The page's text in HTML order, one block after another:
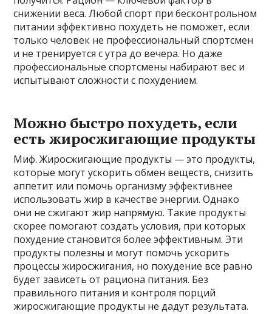
снижении веса. Любой спорт при бесконтрольном
питании эффективно похудеть не поможет, если
только человек не профессиональный спортсмен
и не тренируется с утра до вечера. Но даже
профессиональные спортсмены набирают вес и
испытывают сложности с похудением.
Можно быстро похудеть, если
есть жиросжигающие продукты
Миф. Жиросжигающие продукты — это продукты,
которые могут ускорить обмен веществ, снизить
аппетит или помочь организму эффективнее
использовать жир в качестве энергии. Однако
они не сжигают жир напрямую. Такие продукты
скорее помогают создать условия, при которых
похудение становится более эффективным. Эти
продукты полезны и могут помочь ускорить
процессы жиросжигания, но похудение все равно
будет зависеть от рациона питания. Без
правильного питания и контроля порций
жиросжигающие продукты не дадут результата.